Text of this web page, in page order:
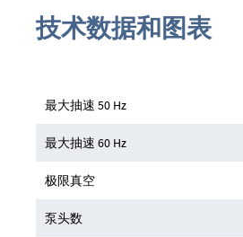
技术数据和图表
最大抽速 50 Hz
最大抽速 60 Hz
极限真空
泵头数